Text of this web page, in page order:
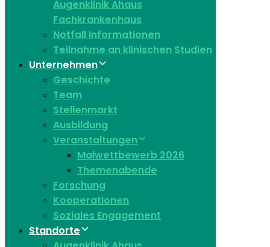
Augenklinik Ahaus
Fachkrankenhaus
Notfall Informationen
Teilnahme an klinischen Studien
Unternehmen
Geschichte
Team
Stellenmarkt
Ausbildung
Veranstaltungen
Malwettbewerb 2026
Themenabende
Forschung
Kooperationen
Soziales Engagement
Standorte